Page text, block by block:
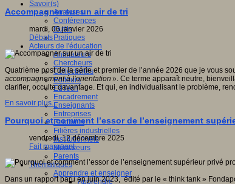
Savoir(s)
Analyses
Conférences
Outils
Pratiques
Acteurs de l'éducation
Animateurs
Chercheurs
Collectivités
Editeurs
EdTech
Encadrement
Enseignants
Entreprises
Etudiants
Filières industrielles
Institutionnels
Médiateurs
Parents
Thématiques
Apprendre et enseigner
Apprendre
Accompagner sur un air de tri
mardi, 06 janvier 2026
Débats
Quatrième post de la série et premier de l’année 2026 que je vous
accompagnement à l’orientation ». Ce terme apparaît neutre,
clarifier, occulte davantage. Et qui, en individualisant le problème,
En savoir plus...
Pourquoi et comment l’essor de l’enseignement
vendredi, 12 décembre 2025
Fait marquant
Dans un rapport paru en juin 2023, édité par le « think tank »